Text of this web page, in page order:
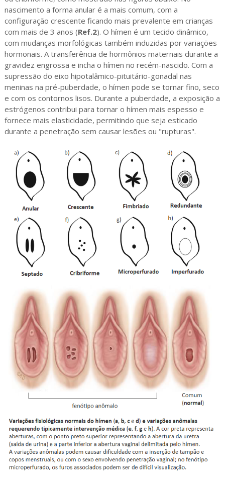
nascimento a forma anular é a mais comum, com a
configuração crescente ficando mais prevalente em crianças
com mais de 3 anos (Ref.2). O hímen é um tecido dinâmico,
com mudanças morfológicas também induzidas por variações
hormonais. A transferência de hormônios maternais durante a
gravidez engrossa e incha o hímen no recém-nascido. Com a
supressão do eixo hipotalâmico-pituitário-gonadal nas
meninas na pré-puberdade, o hímen pode se tornar fino, seco
e com os contornos lisos. Durante a puberdade, a exposição a
estrógenos contribui para tornar o hímen mais espesso e
fornece mais elasticidade, permitindo que seja esticado
durante a penetração sem causar lesões ou "rupturas".